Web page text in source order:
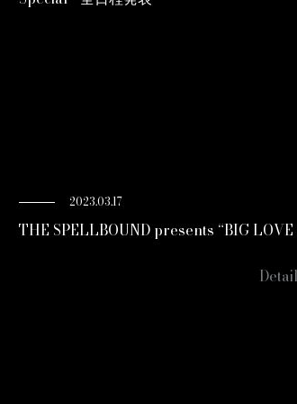
2023.03.17
THE SPELLBOUND presents “BIG LOVE
Detail